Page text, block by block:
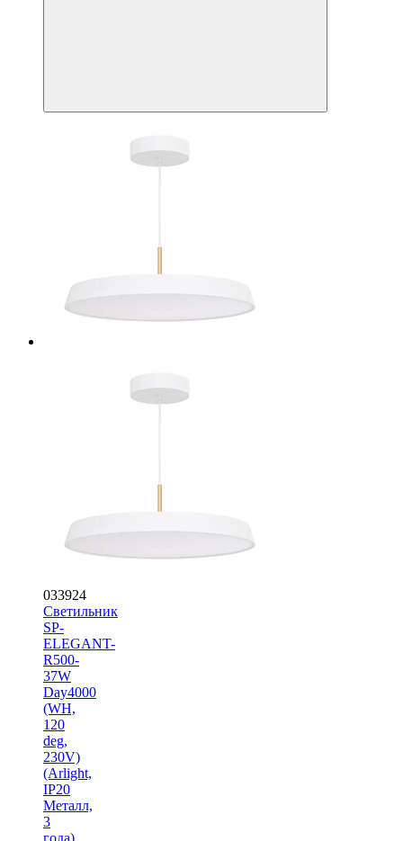
033924
Светильник
SP-
ELEGANT-
R500-
37W
Day4000
(WH,
120
deg,
230V)
(Arlight,
IP20
Металл,
3